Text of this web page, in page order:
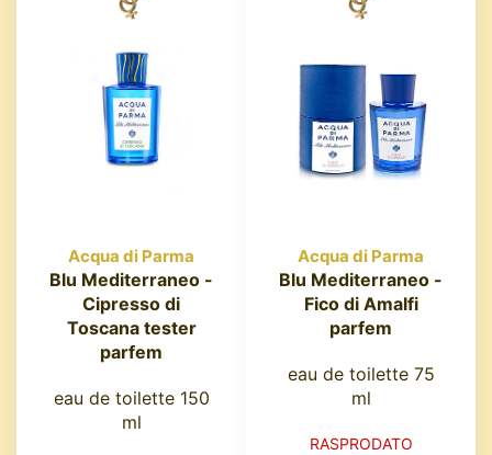
Acqua di Parma
Blu Mediterraneo -
Cipresso di
Toscana tester
parfem
eau de toilette 150
ml
Acqua di Parma
Blu Mediterraneo -
Fico di Amalfi
parfem
eau de toilette 75
ml
RASPRODATO